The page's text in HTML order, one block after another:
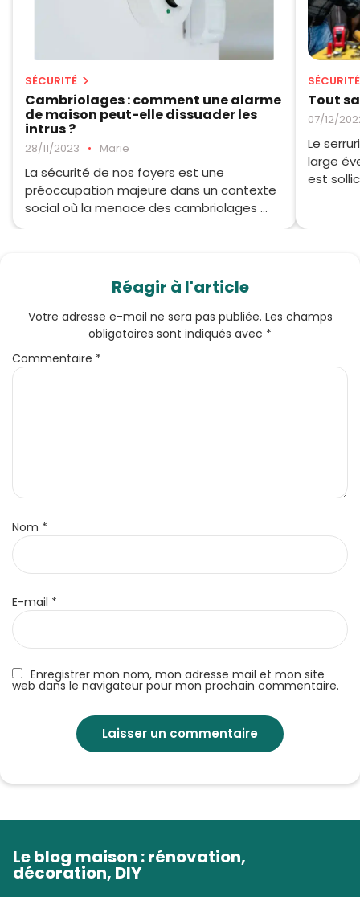
SÉCURITÉ
Cambriolages : comment une alarme
de maison peut-elle dissuader les
intrus ?
28/11/2023 • Marie
La sécurité de nos foyers est une
préoccupation majeure dans un contexte
social où la menace des cambriolages ...
SÉCURITÉ
Tout
07/12/
Le
large
est
Réagir à l'article
Enregistrer mon nom, mon adresse mail et mon site
web dans le navigateur pour mon prochain commentaire.
Votre adresse e-mail ne sera pas publiée. Les champs
obligatoires sont indiqués avec *
Commentaire *
Nom *
E-mail *
Le blog maison : rénovation,
décoration, DIY